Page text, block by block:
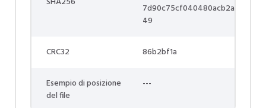
7d90c75cf040480acb2a
49
CRC32 86b2bf1a
Esempio di posizione
del file
---